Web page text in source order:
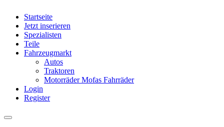
Startseite
Jetzt inserieren
Spezialisten
Teile
Fahrzeugmarkt
Autos
Traktoren
Motorräder Mofas Fahrräder
Login
Register